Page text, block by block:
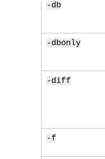
-db
-dbonly
-diff
-f